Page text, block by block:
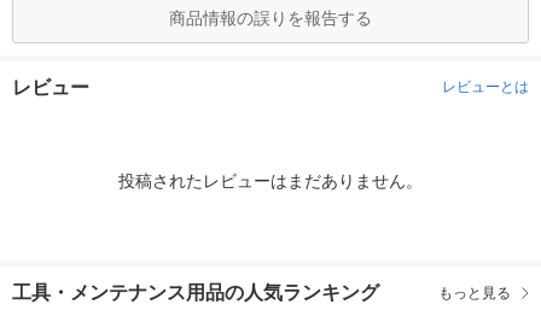
商品情報の誤りを報告する
レビュー レビューとは
投稿されたレビューはまだありません。
工具・メンテナンス用品の人気ランキング もっと見る